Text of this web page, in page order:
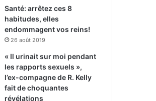
Santé: arrêtez ces 8
habitudes, elles
endommagent vos reins!
26 août 2019
« Il urinait sur moi pendant
les rapports sexuels »,
l’ex-compagne de R. Kelly
fait de choquantes
révélations